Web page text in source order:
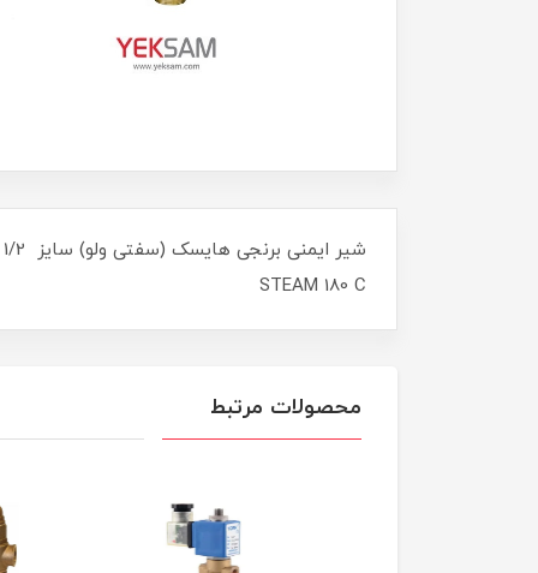
STEAM 180 C
محصولات مرتبط